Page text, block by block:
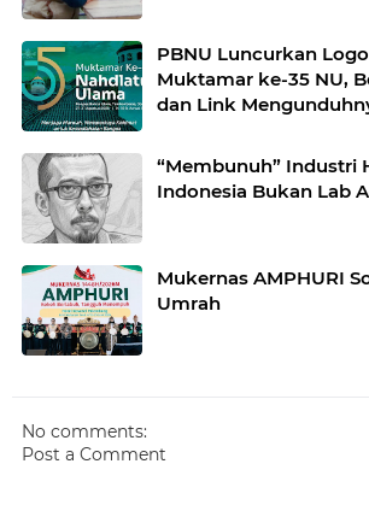
PBNU Luncurkan
Muktamar ke-35 NU,
dan Link
“Membunuh” Industri
Indonesia Bukan Lab
Mukernas AMPHURI
Umrah
No comments:
Post a Comment